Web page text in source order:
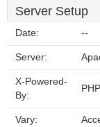
Server Setup
Date: --
Server:
X-Powered-
By:
Vary: